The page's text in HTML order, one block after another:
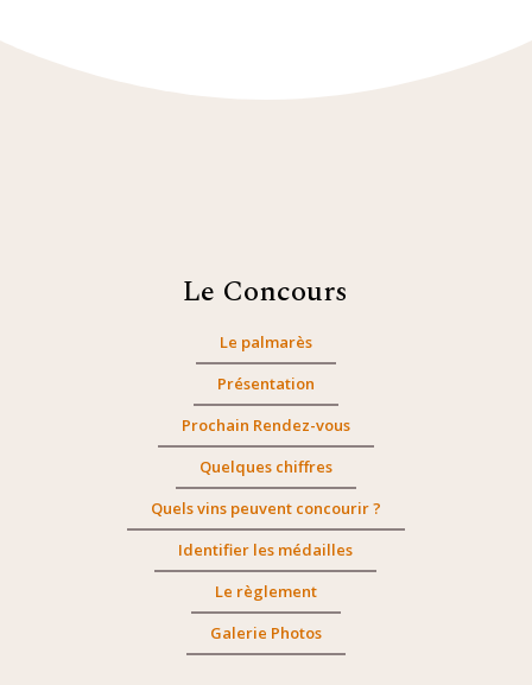
Le Concours
Le palmarès
Présentation
Prochain Rendez-vous
Quelques chiffres
Quels vins peuvent concourir ?
Identifier les médailles
Le règlement
Galerie Photos